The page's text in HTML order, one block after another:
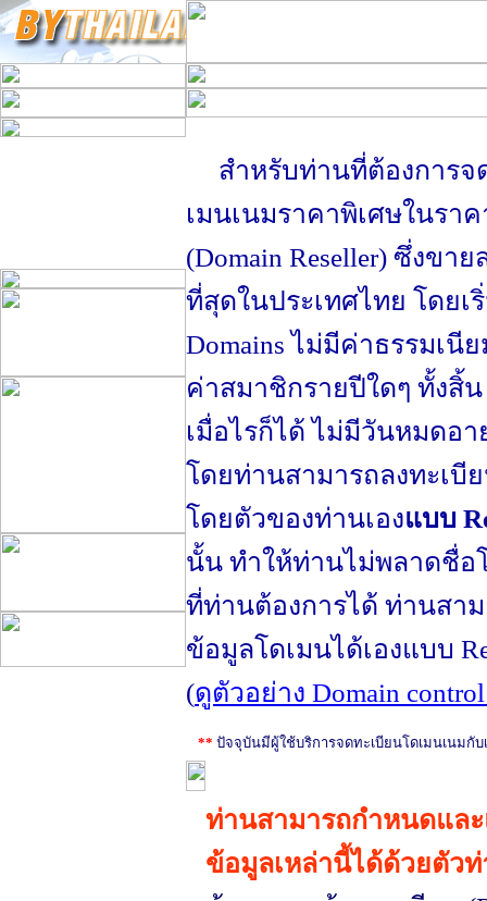
สำหรับท่านที่ต้องการจ
เมนเนมราคาพิเศษในรา
(Domain Reseller) ซึ่งขา
ที่สุดในประเทศไทย โดยเ
Domains ไม่มีค่าธรรมเนี
ค่าสมาชิกรายปีใดๆ ทั้งสิ้
เมื่อไรก็ได้ ไม่มีวันหมดอา
โดยท่านสามารถลงทะเบี
โดยตัวของท่านเองแบบ
นั้น ทำให้ท่านไม่พลาดชื่อ
ที่ท่านต้องการได้ ท่านสา
ข้อมูลโดเมนได้เองแบบ
(ดูตัวอย่าง Domain
** ปัจจุบันมีผู้ใช้บริการจดทะเบียนโดเมนเนมกับ
ท่านสามารถกำหนดแล
ข้อมูลเหล่านี้ได้ด้วยตัวท่